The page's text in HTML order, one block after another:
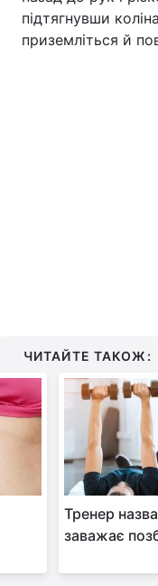
підтягнувши
приземліться й
ЧИТАЙТЕ ТАКОЖ:
Тренер
заважає